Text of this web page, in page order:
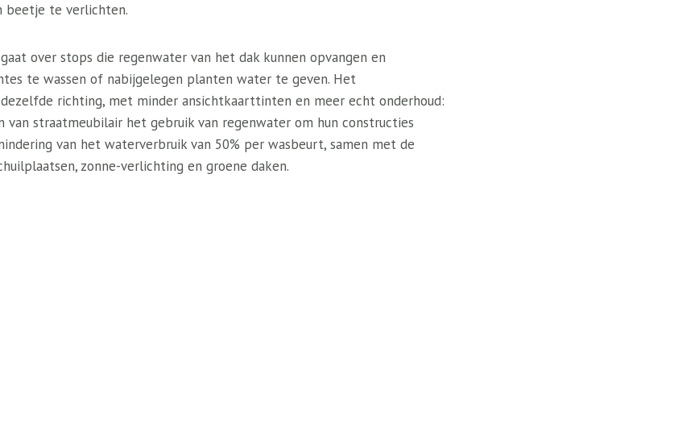
beetje te verlichten.
over stops die regenwater van het dak kunnen opvangen en
te wassen of nabijgelegen planten water te geven. Het
richting, met minder ansichtkaarttinten en meer echt onderhoud:
straatmeubilair het gebruik van regenwater om hun constructies
van het waterverbruik van 50% per wasbeurt, samen met de
zonne-verlichting en groene daken.